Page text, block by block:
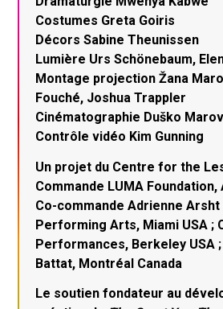
Costumes Greta Goiris
Décors Sabine Theunissen
Lumière Urs Schönebaum,
Montage projection Žana
Fouché, Joshua Trappler
Cinématographie Duško
Contrôle vidéo Kim Gunning
Un projet du Centre for the
Commande LUMA Foundation,
Co-commande Adrienne
Performing Arts, Miami USA ;
Performances, Berkeley USA
Battat, Montréal Canada
Le soutien fondateur au